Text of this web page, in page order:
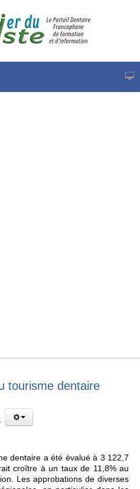
tourisme dentaire
dentaire a été évalué à 3 122,7
croître à un taux de 11,8% au
Les approbations de diverses